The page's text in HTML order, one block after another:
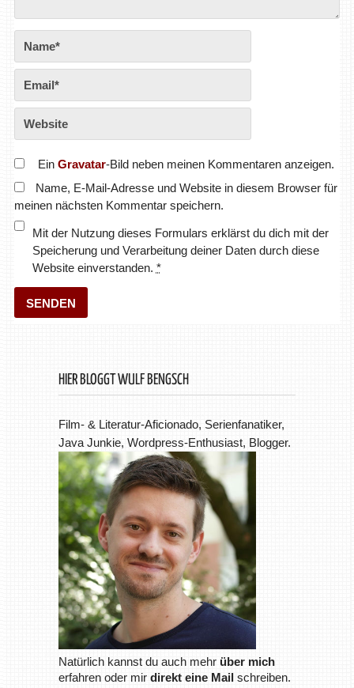
Ein Gravatar-Bild neben meinen Kommentaren anzeigen.
Name, E-Mail-Adresse und Website in diesem Browser für
meinen nächsten Kommentar speichern.
Mit der Nutzung dieses Formulars erklärst du dich mit der
Speicherung und Verarbeitung deiner Daten durch diese
Website einverstanden. *
HIER BLOGGT WULF BENGSCH
Film- & Literatur-Aficionado, Serienfanatiker,
Java Junkie, Wordpress-Enthusiast, Blogger.
Natürlich kannst du auch mehr über mich
erfahren oder mir direkt eine Mail schreiben.